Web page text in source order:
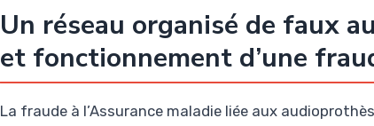
Un réseau organisé de faux
et fonctionnement d’une
La fraude à l’Assurance maladie liée aux